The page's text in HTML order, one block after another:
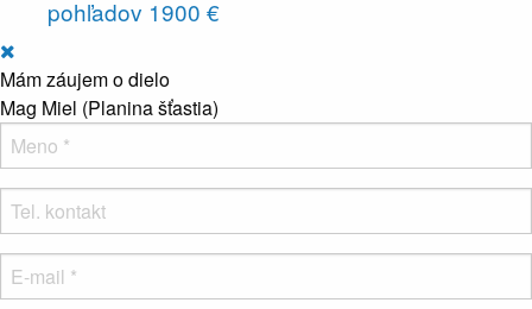
pohľadov 1900 €
Mám záujem o dielo
Mag Miel (Planina šťastia)